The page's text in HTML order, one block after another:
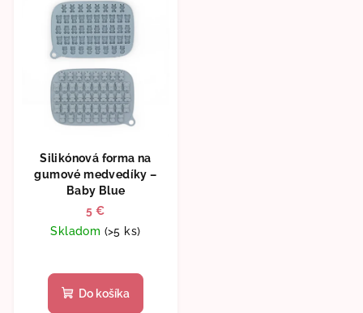
Silikónová forma na
gumové medvedíky –
Baby Blue
5 €
Skladom (>5 ks)
Do košíka